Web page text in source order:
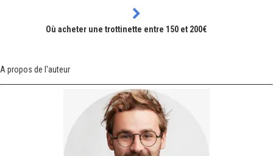
Où acheter une trottinette entre 150 et 200€
A propos de l'auteur